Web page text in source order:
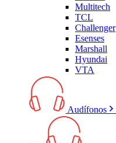
Multitech
TCL
Challenger
Esenses
Marshall
Hyundai
VTA
Audífonos